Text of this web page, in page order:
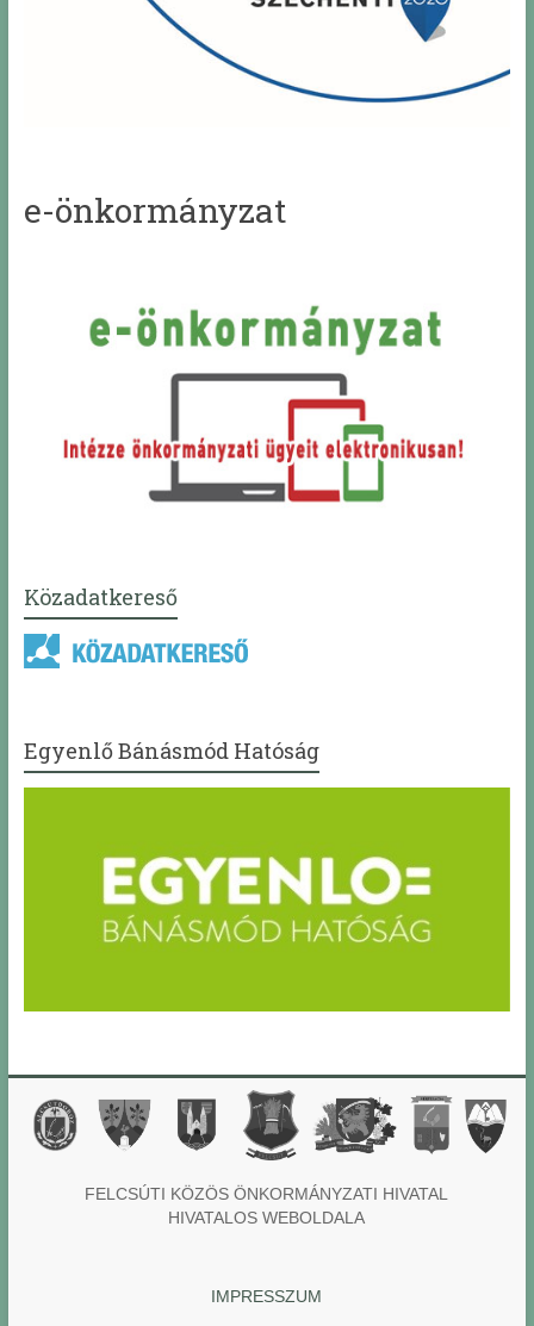
e-önkormányzat
Közadatkereső
Egyenlő Bánásmód Hatóság
FELCSÚTI KÖZÖS ÖNKORMÁNYZATI HIVATAL
HIVATALOS WEBOLDALA
IMPRESSZUM